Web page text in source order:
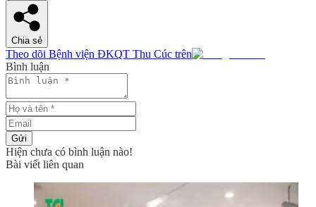
Chia sẻ
Theo dõi Bệnh viện ĐKQT Thu Cúc trên
Bình luận
Gửi
Hiện chưa có bình luận nào!
Bài viết liên quan